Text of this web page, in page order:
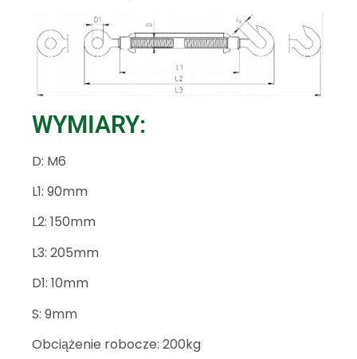
WYMIARY:
D: M6
L1: 90mm
L2: 150mm
L3: 205mm
D1: 10mm
S: 9mm
Obciążenie robocze: 200kg